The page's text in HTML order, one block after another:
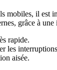
mobiles, il est
grâce à
rapide.
les
aisée.